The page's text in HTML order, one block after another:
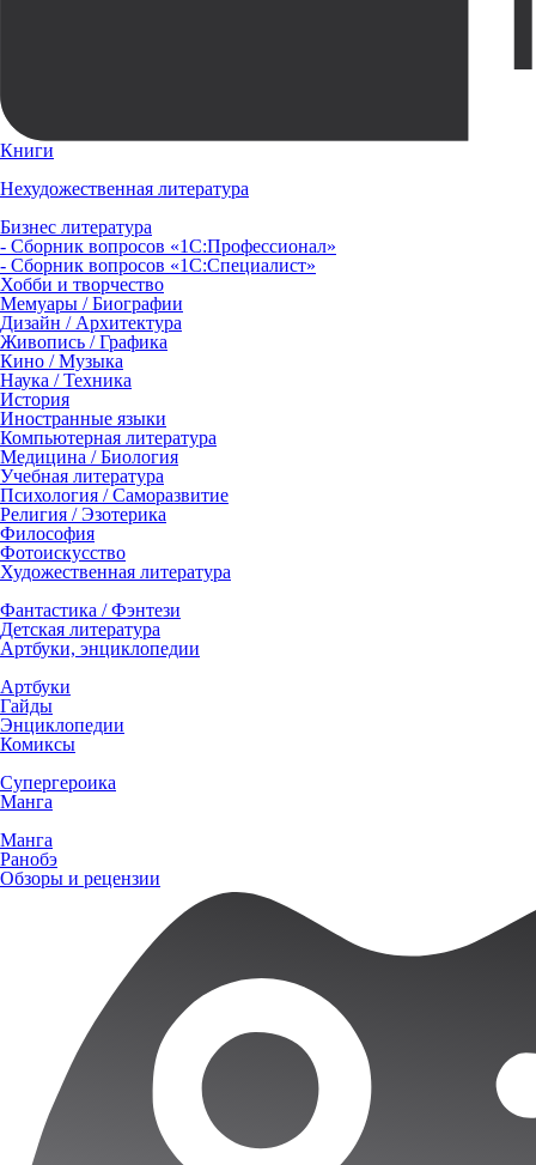
Книги
Нехудожественная литература
Бизнес литература
- Сборник вопросов «1С:Профессионал»
- Сборник вопросов «1С:Специалист»
Хобби и творчество
Мемуары / Биографии
Дизайн / Архитектура
Живопись / Графика
Кино / Музыка
Наука / Техника
История
Иностранные языки
Компьютерная литература
Медицина / Биология
Учебная литература
Психология / Саморазвитие
Религия / Эзотерика
Философия
Фотоискусство
Художественная литература
Фантастика / Фэнтези
Детская литература
Артбуки, энциклопедии
Артбуки
Гайды
Энциклопедии
Комиксы
Супергероика
Манга
Манга
Ранобэ
Обзоры и рецензии